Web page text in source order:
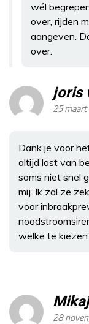
wél
over, rijden
aangeven.
over.
joris
25 maart
Dank je voor
altijd last van
soms niet snel
mij. Ik zal ze
voor
welke te
28